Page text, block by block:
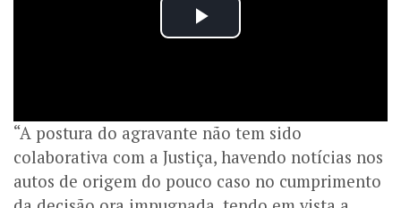
“A postura do agravante não tem sido
colaborativa com a Justiça, havendo notícias nos
autos de origem do pouco caso no cumprimento